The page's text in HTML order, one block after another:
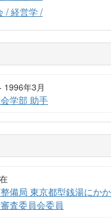
/ 経営学 /
1996年3月
学部 助手
備局 東京都型銭湯にか
査委員会委員